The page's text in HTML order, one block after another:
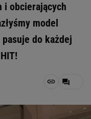
i obcierających
model
do każdej